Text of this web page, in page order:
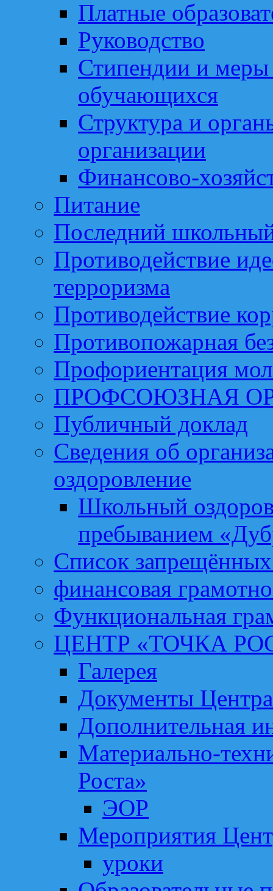
Платные
Руководство
Стипендии и
обучающихся
Структура и
организации
Финансово-
Питание
Последний
Противодействие
терроризма
Противодействие
Противопожарная
Профориентация
ПРОФСОЮЗНАЯ
Публичный доклад
Сведения об
оздоровление
Школьный
пребыванием
Список запрещённых
финансовая
Функциональная
ЦЕНТР «ТОЧКА
Галерея
Документы
Дополнительная
Материально-
Роста»
ЭОР
Мероприятия
уроки